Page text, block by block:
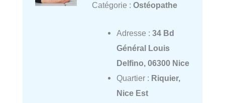
Catégorie : Ostéopathe
Adresse : 34 Bd
Général Louis
Delfino, 06300 Nice
Quartier : Riquier,
Nice Est